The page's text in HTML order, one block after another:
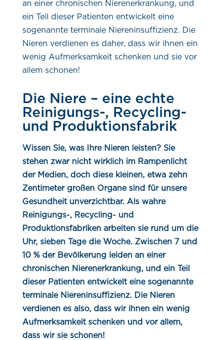
an einer chronischen Nierenerkrankung, und
ein Teil dieser Patienten entwickelt eine
sogenannte terminale Niereninsuffizienz. Die
Nieren verdienen es daher, dass wir ihnen ein
wenig Aufmerksamkeit schenken und sie vor
allem schonen!
Die Niere – eine echte
Reinigungs-, Recycling-
und Produktionsfabrik
Wissen Sie, was Ihre Nieren leisten? Sie
stehen zwar nicht wirklich im Rampenlicht
der Medien, doch diese kleinen, etwa zehn
Zentimeter großen Organe sind für unsere
Gesundheit unverzichtbar. Als wahre
Reinigungs-, Recycling- und
Produktionsfabriken arbeiten sie rund um die
Uhr, sieben Tage die Woche. Zwischen 7 und
10 % der Bevölkerung leiden an einer
chronischen Nierenerkrankung, und ein Teil
dieser Patienten entwickelt eine sogenannte
terminale Niereninsuffizienz. Die Nieren
verdienen es also, dass wir ihnen ein wenig
Aufmerksamkeit schenken und vor allem,
dass wir sie schonen!